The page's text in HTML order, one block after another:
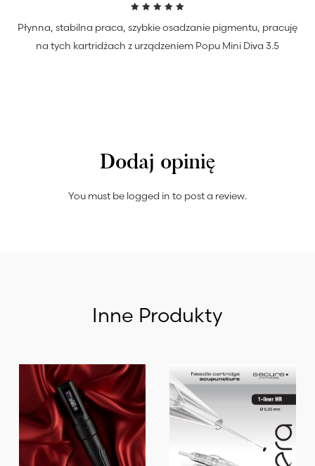
5na 5
Płynna, stabilna praca, szybkie osadzanie pigmentu, pracuję
na tych kartridżach z urządzeniem Popu Mini Diva 3.5
Dodaj opinię
You must be logged in to post a review.
Inne Produkty